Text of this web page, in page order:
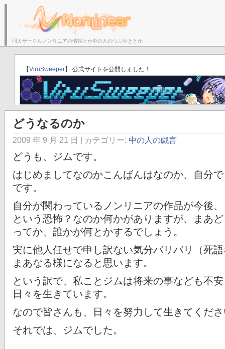
同人サークルノンリニアの情報とか中の人のつぶやきとか
【ViruSweeper】 公式サイトを公開しました！
どうなるのか
2009 年 9 月 21 日 | カテゴリー: 中の人の戯言
どうも、ジムです。
はじめましてなのかこんばんはなのか、自分
です。
自分が関わっているノンリニアの作品が今後
という恐怖？なのか何かがありますが、まあ
ってか、誰かが何とかするでしょう。
実に他人任せで申し訳ない気分バリバリ（死
まあなる様になると思います。
という訳で、私ことジムは将来の事なども不
日々を生きています。
なので皆さんも、日々を努力して生きてくだ
それでは、ジムでした。